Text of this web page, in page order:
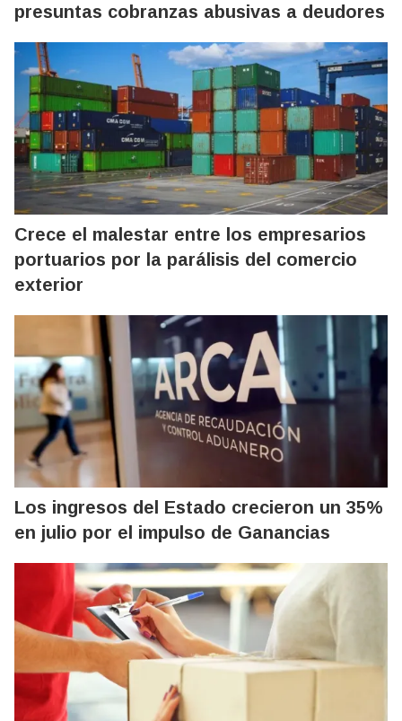
presuntas cobranzas abusivas a deudores
Crece el malestar entre los empresarios
portuarios por la parálisis del comercio
exterior
Los ingresos del Estado crecieron un 35%
en julio por el impulso de Ganancias